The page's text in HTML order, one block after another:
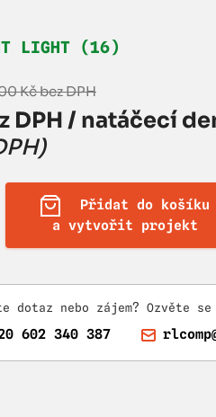
LIGHT (16)
Kč bez DPH
DPH / natáčecí
Přidat do košíku
a vytvořit projekt
dotaz nebo zájem? Ozvěte se
602 340 387